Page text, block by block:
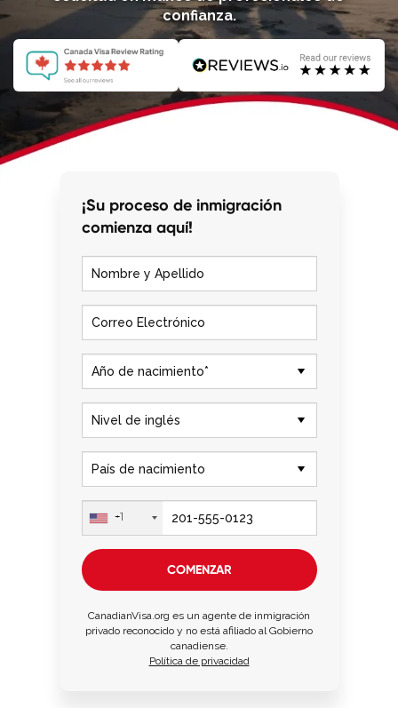
confianza.
¡Su proceso de inmigración
comienza aquí!
+1
COMENZAR
CanadianVisa.org es un agente de inmigración
privado reconocido y no está afiliado al Gobierno
canadiense.
Política de privacidad
Llámenos al+1 604 449 1200